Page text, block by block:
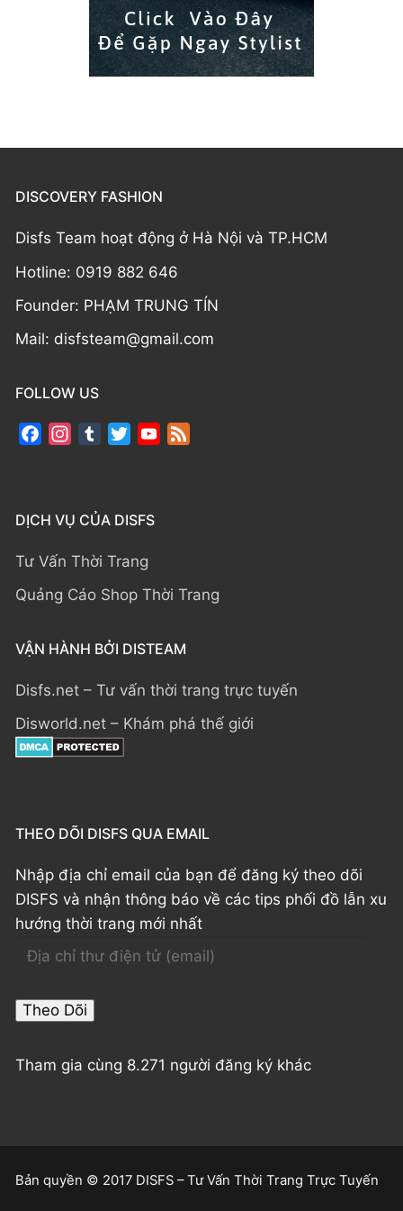
DISCOVERY FASHION
Disfs Team hoạt động ở Hà Nội và TP.HCM
Hotline: 0919 882 646
Founder: PHẠM TRUNG TÍN
Mail: disfsteam@gmail.com
FOLLOW US
FacebookInstagramTumblrTwitterYouTube
DỊCH VỤ CỦA DISFS
Tư Vấn Thời Trang
Quảng Cáo Shop Thời Trang
VẬN HÀNH BỞI DISTEAM
Disfs.net – Tư vấn thời trang trực tuyến
Disworld.net – Khám phá thế giới
THEO DÕI DISFS QUA EMAIL
Nhập địa chỉ email của bạn để đăng ký theo dõi
DISFS và nhận thông báo về các tips phối đồ lẫn xu
hướng thời trang mới nhất
Địa
thư
điện
(email)
Theo Dõi
Tham gia cùng 8.271 người đăng ký khác
Bản quyền © 2017 DISFS – Tư Vấn Thời Trang Trực Tuyến